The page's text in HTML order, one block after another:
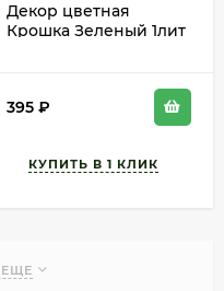
Декор цветная
Крошка Зеленый 1лит
395 ₽
ЕЩЕ